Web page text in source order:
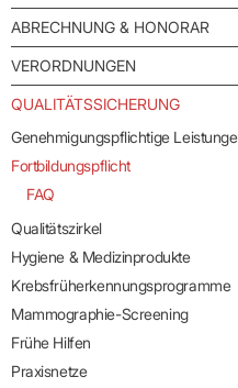
ABRECHNUNG & HONORAR
VERORDNUNGEN
QUALITÄTSSICHERUNG
Genehmigungspflichtige
Fortbildungspflicht
FAQ
Qualitätszirkel
Hygiene & Medizinprodukte
Krebsfrüherkennungsprogramme
Mammographie-Screening
Frühe Hilfen
Praxisnetze